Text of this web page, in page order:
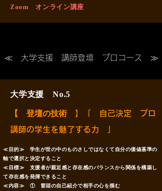
Zoom オンライン講座
​≪ 大学支援 講師登壇 プロコース ≫
大学支援 No.5
【 登壇の技術 】「 自己決定 プロ
講師の学生を魅了する力 」
≪目的≫ 学生が世の中のものさしではなくて自分の価値基準の
軸で選択と決定すること
≪目標≫ 支援者が親近感と存在感のバランスから関係を構築し
て存在感を発揮できること
≪内容≫ ① 冒頭の自己紹介で相手の心を掴む